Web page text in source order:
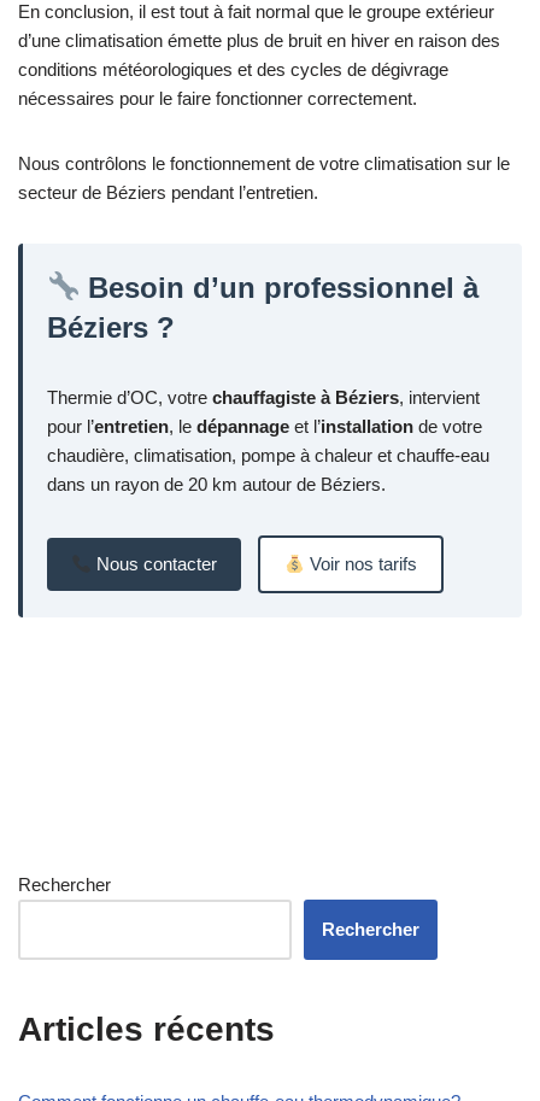
En conclusion, il est tout à fait normal que le groupe extérieur
d’une climatisation émette plus de bruit en hiver en raison des
conditions météorologiques et des cycles de dégivrage
nécessaires pour le faire fonctionner correctement.
Nous contrôlons le fonctionnement de votre climatisation sur le
secteur de Béziers pendant l’entretien.
Besoin d’un professionnel à
Béziers ?
Thermie d’OC, votre chauffagiste à Béziers, intervient
pour l’entretien, le dépannage et l’installation de votre
chaudière, climatisation, pompe à chaleur et chauffe-eau
dans un rayon de 20 km autour de Béziers.
Nous contacter Voir nos tarifs
Rechercher
Rechercher
Articles récents